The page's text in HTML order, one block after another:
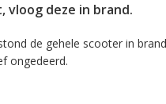
vloog deze in brand.
de gehele scooter in
ongedeerd.